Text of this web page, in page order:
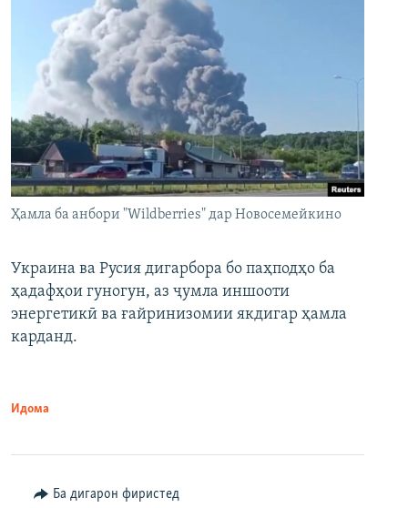
Ҳамла ба анбори "Wildberries" дар Новосемейкино
Украина ва Русия дигарбора бо паҳподҳо ба
ҳадафҳои гуногун, аз ҷумла иншооти
энергетикӣ ва ғайринизомии якдигар ҳамла
карданд.
Идома
Ба дигарон фиристед